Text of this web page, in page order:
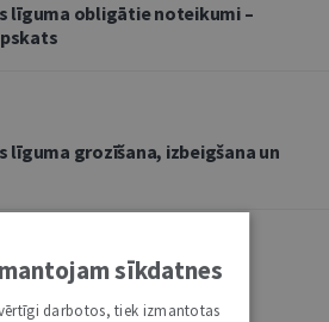
līguma obligātie noteikumi –
līguma grozīšana, izbeigšana un
personu tiesības un
sīkdatnes
darbotos, tiek izmantotas